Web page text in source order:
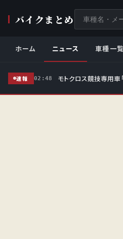
バイクまとめ
イ
内
索
ホーム ニュース 車種一覧
速報 02:48 モトクロス競技専用車